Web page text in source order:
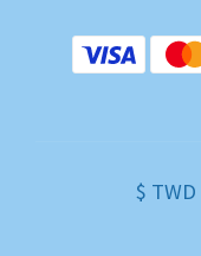
$ TWD